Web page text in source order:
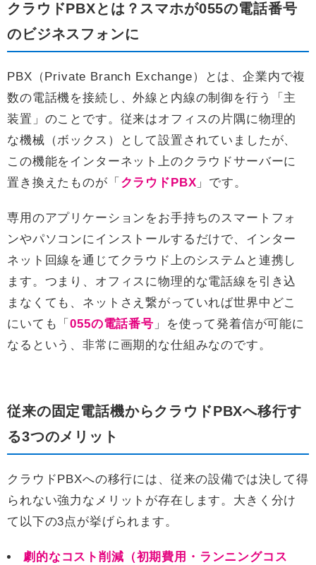
クラウドPBXとは？スマホが055の電話番号
のビジネスフォンに
PBX（Private Branch Exchange）とは、企業内で複
数の電話機を接続し、外線と内線の制御を行う「主
装置」のことです。従来はオフィスの片隅に物理的
な機械（ボックス）として設置されていましたが、
この機能をインターネット上のクラウドサーバーに
置き換えたものが「 クラウドPBX 」です。
専用のアプリケーションをお手持ちのスマートフォ
ンやパソコンにインストールするだけで、インター
ネット回線を通じてクラウド上のシステムと連携し
ます。つまり、オフィスに物理的な電話線を引き込
まなくても、ネットさえ繋がっていれば世界中どこ
にいても「055の電話番号 」を使って発着信が可能に
なるという、非常に画期的な仕組みなのです。
従来の固定電話機からクラウドPBXへ移行す
る3つのメリット
クラウドPBXへの移行には、従来の設備では決して得
られない強力なメリットが存在します。大きく分け
て以下の3点が挙げられます。
劇的なコスト削減（初期費用・ランニングコス